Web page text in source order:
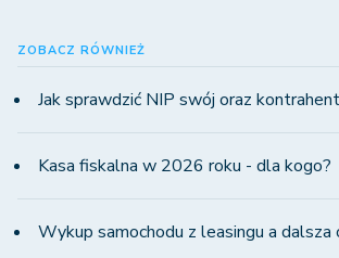
ZOBACZ RÓWNIEŻ
Jak sprawdzić NIP swój oraz
Kasa fiskalna w 2026 roku - dla kogo?
Wykup samochodu z leasingu a dalsza